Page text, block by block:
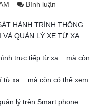
Bình luận
HÀNH TRÌNH THÔNG
VÀ QUẢN LÝ XE TỪ XA
trực tiếp từ xa... mà còn
từ xa... mà còn có thể xem
lý trên Smart phone ..